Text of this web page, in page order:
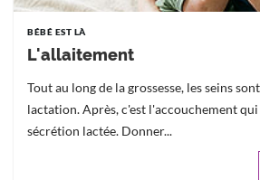
BÉBÉ EST LÀ
L'allaitement
Tout au long de la grossesse, les seins
lactation. Après, c'est l'accouchement
sécrétion lactée. Donner...